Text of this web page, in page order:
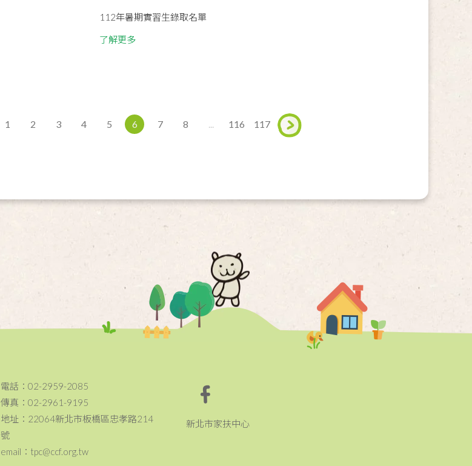
112年暑期實習生錄取名單
了解更多
1 2 3 4 5 6 7 8 ... 116 117
電話：02-2959-2085
傳真：02-2961-9195
地址：22064新北市板橋區忠孝路214
號
email：tpc@ccf.org.tw
新北市家扶中心